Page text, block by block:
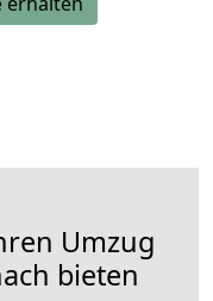
Umzug
bieten